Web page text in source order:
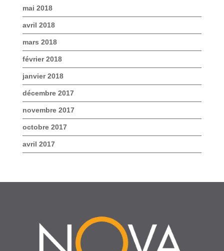
mai 2018
avril 2018
mars 2018
février 2018
janvier 2018
décembre 2017
novembre 2017
octobre 2017
avril 2017